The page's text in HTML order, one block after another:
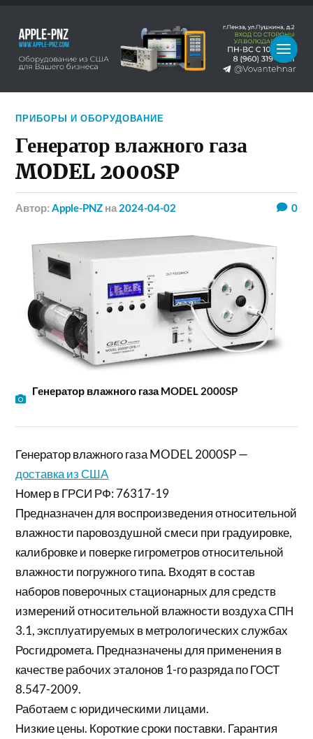
ПРИБОРЫ И ОБОРУДОВАНИЕ
Генератор влажного газа
MODEL 2000SP
Автор:Apple-PNZ на 2024-04-02 0
Генератор влажного газа MODEL 2000SP
Генератор влажного газа MODEL 2000SP —
доставка из США
Номер в ГРСИ РФ: 76317-19
Предназначен для воспроизведения относительной
влажности паровоздушной смеси при градуировке,
калибровке и поверке гигрометров относительной
влажности погружного типа. Входят в состав
наборов поверочных стационарных для средств
измерений относительной влажности воздуха СПН
3.1, эксплуатируемых в метрологических службах
Росгидромета. Предназначены для применения в
качестве рабочих эталонов 1-го разряда по ГОСТ
8.547-2009.
Работаем с юридическими лицами.
Низкие цены. Короткие сроки поставки. Гарантия